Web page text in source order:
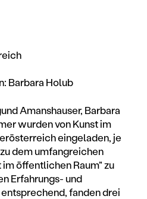
Barbara Holub
Amanshauser, Barbara
wurden von Kunst im
eingeladen, je
dem umfangreichen
öffentlichen Raum" zu
Erfahrungs- und
fanden drei